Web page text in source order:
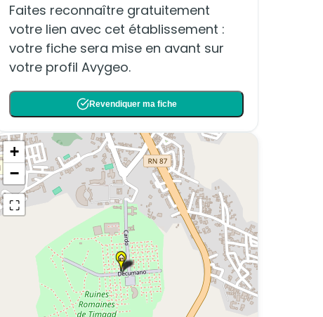
Faites reconnaître gratuitement
votre lien avec cet établissement :
votre fiche sera mise en avant sur
votre profil Avygeo.
Revendiquer ma fiche
+
−
⛶